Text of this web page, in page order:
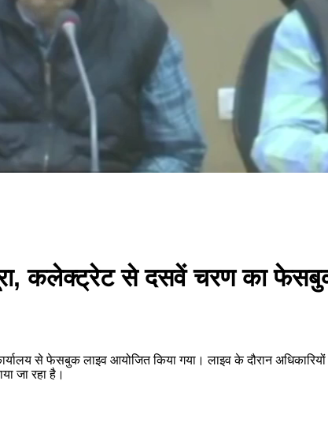
कलेक्ट्रेट से दसवें चरण का
से फेसबुक लाइव आयोजित किया गया। लाइव के दौरान
जा रहा है।